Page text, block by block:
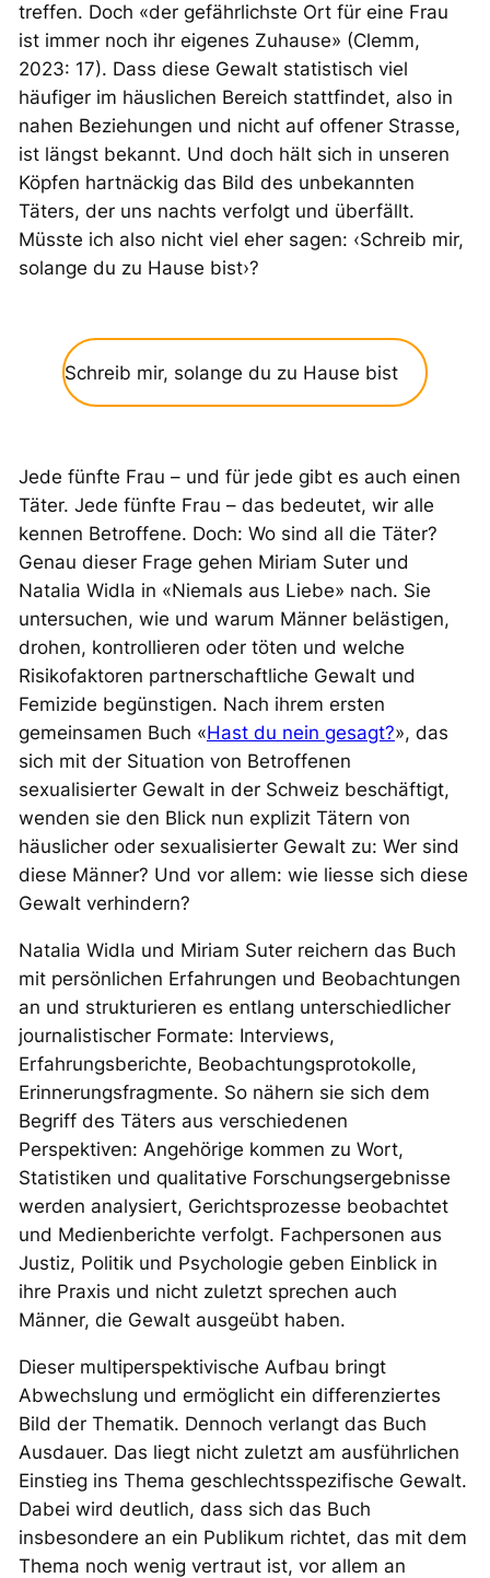
treffen. Doch «der gefährlichste Ort für eine Frau
ist immer noch ihr eigenes Zuhause» (Clemm,
2023: 17). Dass diese Gewalt statistisch viel
häufiger im häuslichen Bereich stattfindet, also in
nahen Beziehungen und nicht auf offener Strasse,
ist längst bekannt. Und doch hält sich in unseren
Köpfen hartnäckig das Bild des unbekannten
Täters, der uns nachts verfolgt und überfällt.
Müsste ich also nicht viel eher sagen: ‹Schreib mir,
solange du zu Hause bist›?
Schreib mir, solange du zu Hause bist
Jede fünfte Frau – und für jede gibt es auch einen
Täter. Jede fünfte Frau – das bedeutet, wir alle
kennen Betroffene. Doch: Wo sind all die Täter?
Genau dieser Frage gehen Miriam Suter und
Natalia Widla in «Niemals aus Liebe» nach. Sie
untersuchen, wie und warum Männer belästigen,
drohen, kontrollieren oder töten und welche
Risikofaktoren partnerschaftliche Gewalt und
Femizide begünstigen. Nach ihrem ersten
gemeinsamen Buch «Hast du nein gesagt?», das
sich mit der Situation von Betroffenen
sexualisierter Gewalt in der Schweiz beschäftigt,
wenden sie den Blick nun explizit Tätern von
häuslicher oder sexualisierter Gewalt zu: Wer sind
diese Männer? Und vor allem: wie liesse sich diese
Gewalt verhindern?
Natalia Widla und Miriam Suter reichern das Buch
mit persönlichen Erfahrungen und Beobachtungen
an und strukturieren es entlang unterschiedlicher
journalistischer Formate: Interviews,
Erfahrungsberichte, Beobachtungsprotokolle,
Erinnerungsfragmente. So nähern sie sich dem
Begriff des Täters aus verschiedenen
Perspektiven: Angehörige kommen zu Wort,
Statistiken und qualitative Forschungsergebnisse
werden analysiert, Gerichtsprozesse beobachtet
und Medienberichte verfolgt. Fachpersonen aus
Justiz, Politik und Psychologie geben Einblick in
ihre Praxis und nicht zuletzt sprechen auch
Männer, die Gewalt ausgeübt haben.
Dieser multiperspektivische Aufbau bringt
Abwechslung und ermöglicht ein differenziertes
Bild der Thematik. Dennoch verlangt das Buch
Ausdauer. Das liegt nicht zuletzt am ausführlichen
Einstieg ins Thema geschlechtsspezifische Gewalt.
Dabei wird deutlich, dass sich das Buch
insbesondere an ein Publikum richtet, das mit dem
Thema noch wenig vertraut ist, vor allem an